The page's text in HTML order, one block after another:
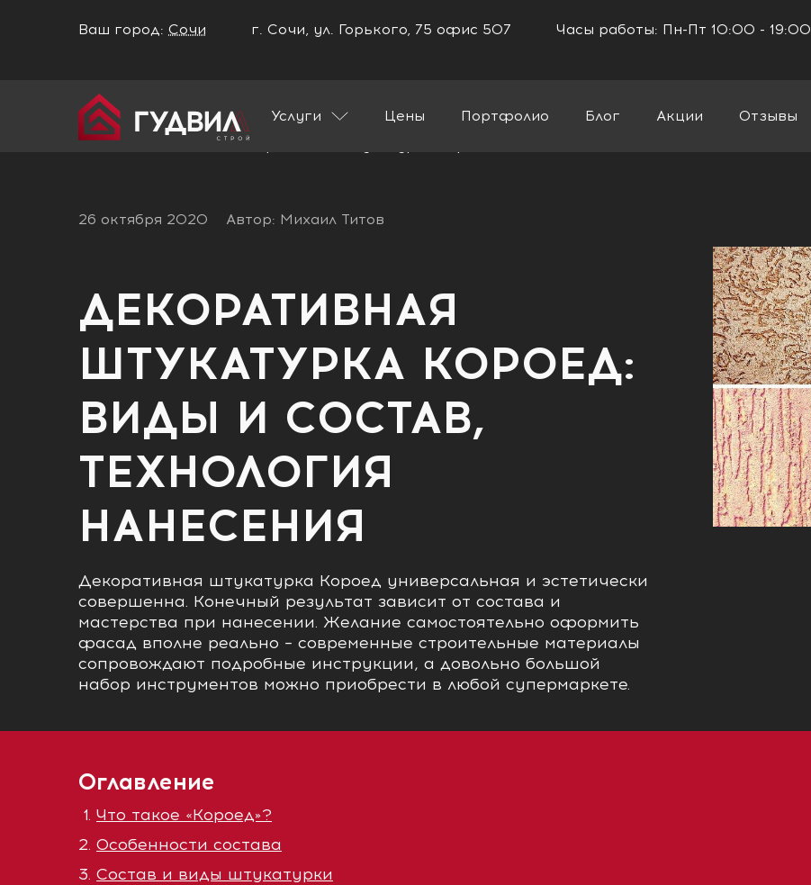
Ваш город: Сочи
НЕТ
г. Сочи, ул. Горького, 75 офис 507 Часы работы: Пн-Пт 10:00 - 19:00
Услуги
Цены Портфолио Блог Акции Отзывы
Главная
Декоративная штукатурка короед: виды и состав, технология нанесения
26 октября 2020 Автор: Михаил Титов
ДЕКОРАТИВНАЯ
ШТУКАТУРКА КОРОЕД:
ВИДЫ И СОСТАВ,
ТЕХНОЛОГИЯ
НАНЕСЕНИЯ
Декоративная штукатурка Короед универсальная и эстетически
совершенна. Конечный результат зависит от состава и
мастерства при нанесении. Желание самостоятельно оформить
фасад вполне реально – современные строительные материалы
сопровождают подробные инструкции, а довольно большой
набор инструментов можно приобрести в любой супермаркете.
Оглавление
Что такое «Короед»?
Особенности состава
Состав и виды штукатурки